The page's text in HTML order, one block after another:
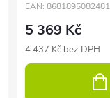
EAN: 8681895082481
5 369 Kč
4 437 Kč bez DPH